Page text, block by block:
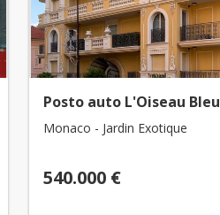
Posto auto L'Oiseau Bleu
Monaco - Jardin Exotique
540.000 €